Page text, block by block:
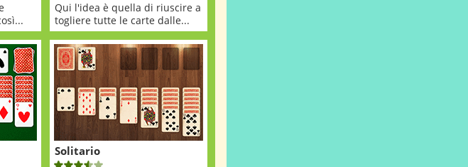
Qui l'idea è quella di riuscire a
togliere tutte le carte dalle...
Solitario